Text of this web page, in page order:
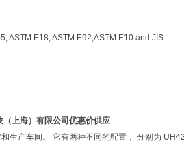
ASTM E18, ASTM E92,ASTM E10 and JIS
（上海）有限公司优惠价供应
生产车间。 它有两种不同的配置， 分别为